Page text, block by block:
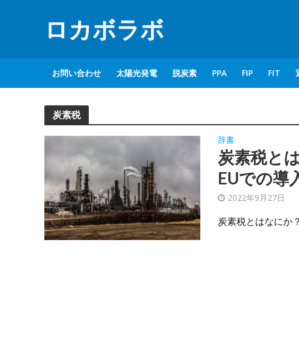
ロカボラボ
お問い合わせ 太陽光発電 脱炭素 PPA FIP FIT
炭素税
辞書
炭素税と
EUでの導
2022年9月27日
炭素税とはなにか